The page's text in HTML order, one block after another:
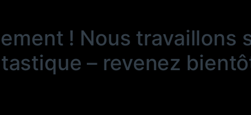
! Nous travaillons
– revenez